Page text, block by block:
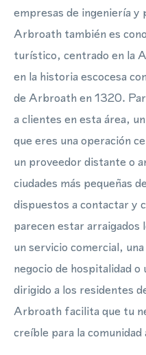
empresas de ingeniería
Arbroath también es
turístico, centrado en la
en la historia escocesa
de Arbroath en 1320.
a clientes en esta área,
que eres una operación
un proveedor distante o
ciudades más pequeñas
dispuestos a contactar y
parecen estar arraigados
un servicio comercial,
negocio de hospitalidad
dirigido a los residentes
Arbroath facilita que tu
creíble para la